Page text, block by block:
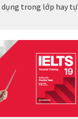
trong lớp hay tự